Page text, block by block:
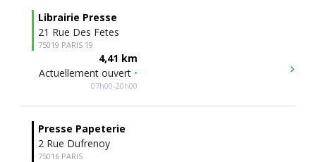
Librairie Presse
21 Rue Des Fetes
75019 PARIS 19
4,41 km
Actuellement ouvert •
07h00-20h00
Presse Papeterie
2 Rue Dufrenoy
75016 PARIS